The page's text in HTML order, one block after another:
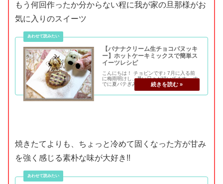
もう何回作ったか分からない程に我が家の旦那様がお
気に入りのスイーツ
【バナナクリーム生チョコパヌッキ
ー】ホットケーキミックスで簡単ス
イーツレシピ
こんにちは！ チョピンです♪ 7月に入る前
に梅雨明けし、暑い日々が続いてます。 す
でに夏バテぎみで食欲が無くなってます
が・・・ あまぁ～いスイーツは別腹なんで
すよね♪ 今日は、レシピを投稿させて頂い
焼きたてよりも、ちょっと冷めて固くなった方が甘み
を強く感じる素朴な味が大好き!!